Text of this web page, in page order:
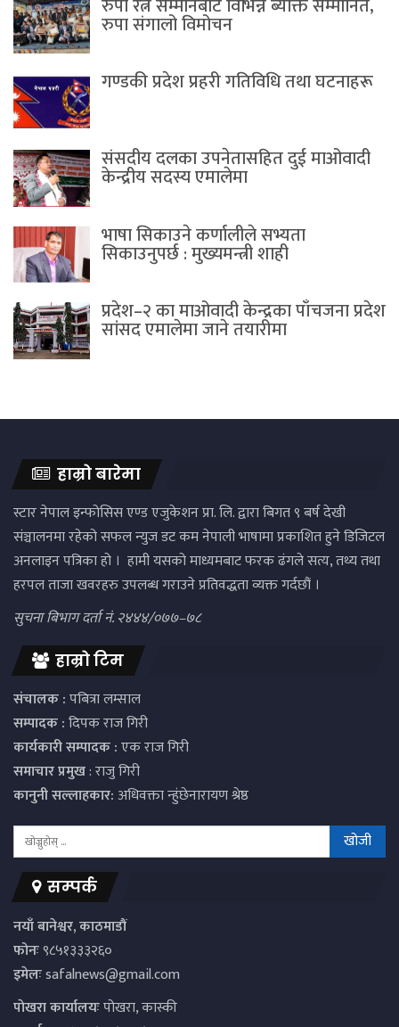
रुपा संगालो विमोचन
गण्डकी प्रदेश प्रहरी गतिविधि तथा घटनाहरू
संसदीय दलका उपनेतासहित दुई माओवादी
केन्द्रीय सदस्य एमालेमा
भाषा सिकाउने कर्णालीले सभ्यता
सिकाउनुपर्छ : मुख्यमन्त्री शाही
प्रदेश–२ का माओवादी केन्द्रका पाँचजना प्रदेश
सांसद एमालेमा जाने तयारीमा
हाम्रो बारेमा
स्टार नेपाल इन्फोसिस एण्ड एजुकेशन प्रा. लि. द्वारा बिगत ९ बर्ष देखी
संञ्चालनमा रहेको सफल न्युज डट कम नेपाली भाषामा प्रकाशित हुने डिजिटल
अनलाइन पत्रिका हो । हामी यसको माध्यमबाट फरक ढंगले सत्य, तथ्य तथा
हरपल ताजा खवरहरु उपलब्ध गराउने प्रतिवद्धता व्यक्त गर्दछौं ।
सुचना बिभाग दर्ता नं. २४४४/०७७–७८
हाम्रो टिम
संचालक :पबित्रा लम्साल
सम्पादक :दिपक राज गिरी
कार्यकारी सम्पादक :एक राज गिरी
समाचार प्रमुख: राजु गिरी
कानुनी सल्लाहकार:अधिवक्ता न्हुंछेनारायण श्रेष्ठ
सम्पर्क
नयाँ बानेश्वर, काठमाडौं
फोनः९८५१३३३२६०
इमेलःsafalnews@gmail.com
पाेखरा कार्यालयःपोखरा, कास्की